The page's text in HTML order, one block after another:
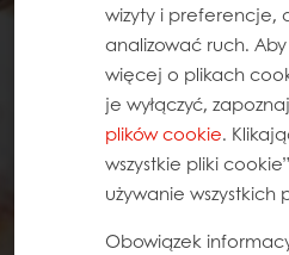
wizyty i preferencje,
analizować ruch.
więcej o plikach
je wyłączyć,
plików cookie.
wszystkie pliki
używanie wszystkich
Obowiązek